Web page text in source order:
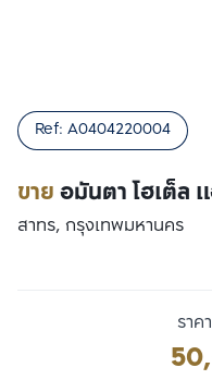
ขายอมันตา โฮเต็ล แ
Ref: A0404220004
สาทร, กรุงเทพมหานคร
ราค
เปรียบเ